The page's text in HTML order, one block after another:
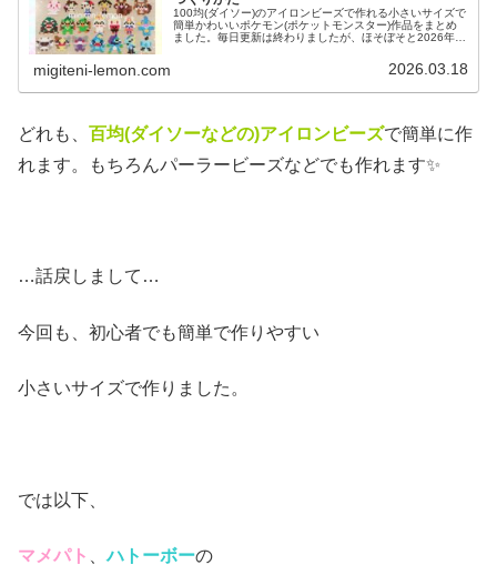
100均(ダイソー)のアイロンビーズで作れる小さいサイズで
簡単かわいいポケモン(ポケットモンスター)作品をまとめ
ました。毎日更新は終わりましたが、ほそぼそと2026年も
migiteni-lemon.com 2026.03.18
どれも、 百均(ダイソーなどの)アイロンビーズで簡単に作
れます。もちろんパーラービーズなどでも作れます✨
…話戻しまして…
今回も、初心者でも簡単で作りやすい
小さいサイズで作りました。
では以下、
マメパト 、ハトーボーの